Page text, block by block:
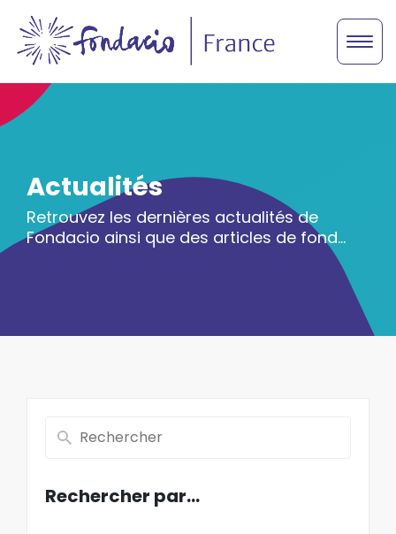
Actualités
Retrouvez les dernières actualités de
Fondacio ainsi que des articles de fond…
Rechercher par…